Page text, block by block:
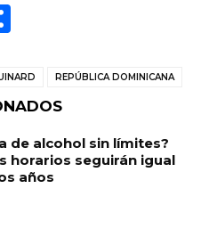
m
p
ar
ti
r
REPÚBLICA DOMINICANA
de alcohol sin límites?
horarios seguirán igual
años